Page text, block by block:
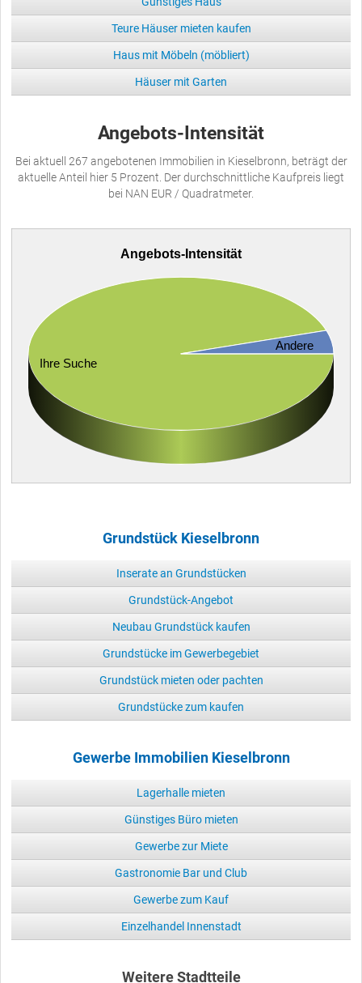
Teure Häuser mieten kaufen
Haus mit Möbeln (möbliert)
Häuser mit Garten
Angebots-Intensität
Bei aktuell 267 angebotenen Immobilien in Kieselbronn, beträgt der
aktuelle Anteil hier 5 Prozent. Der durchschnittliche Kaufpreis liegt
bei NAN EUR / Quadratmeter.
Angebots-Intensität
Ihre Suche
Andere
Grundstück Kieselbronn
Inserate an Grundstücken
Grundstück-Angebot
Neubau Grundstück kaufen
Grundstücke im Gewerbegebiet
Grundstück mieten oder pachten
Grundstücke zum kaufen
Gewerbe Immobilien Kieselbronn
Lagerhalle mieten
Günstiges Büro mieten
Gewerbe zur Miete
Gastronomie Bar und Club
Gewerbe zum Kauf
Einzelhandel Innenstadt
Weitere Stadtteile